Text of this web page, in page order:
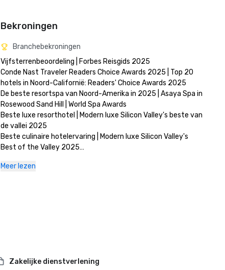
Bekroningen
Branchebekroningen
Vijfsterrenbeoordeling | Forbes Reisgids 2025
Conde Nast Traveler Readers Choice Awards 2025 | Top 20
hotels in Noord-Californië: Readers' Choice Awards 2025
De beste resortspa van Noord-Amerika in 2025 | Asaya Spa in
Rosewood Sand Hill | World Spa Awards
Beste luxe resorthotel | Modern luxe Silicon Valley's beste van
de vallei 2025
Beste culinaire hotelervaring | Modern luxe Silicon Valley's
Best of the Valley 2025
2025
Meer lezen
Zakelijke dienstverlening